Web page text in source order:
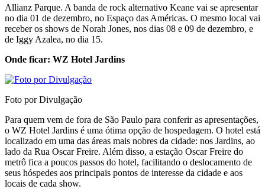
Allianz Parque. A banda de rock alternativo Keane vai se apresentar
no dia 01 de dezembro, no Espaço das Américas. O mesmo local vai
receber os shows de Norah Jones, nos dias 08 e 09 de dezembro, e
de Iggy Azalea, no dia 15.
Onde ficar: WZ Hotel Jardins
Foto por Divulgação
Para quem vem de fora de São Paulo para conferir as apresentações,
o WZ Hotel Jardins é uma ótima opção de hospedagem. O hotel está
localizado em uma das áreas mais nobres da cidade: nos Jardins, ao
lado da Rua Oscar Freire. Além disso, a estação Oscar Freire do
metrô fica a poucos passos do hotel, facilitando o deslocamento de
seus hóspedes aos principais pontos de interesse da cidade e aos
locais de cada show.